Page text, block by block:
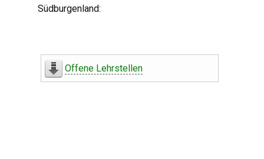
Südburgenland:
Offene Lehrstellen